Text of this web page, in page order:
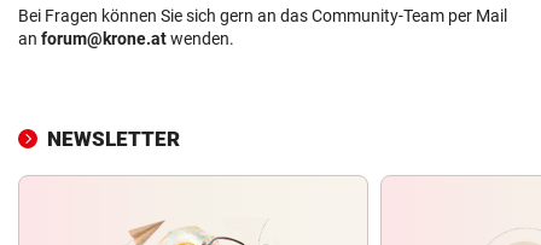
Bei Fragen können Sie sich gern an das Community-Team per Mail
an forum@krone.atwenden.
NEWSLETTER